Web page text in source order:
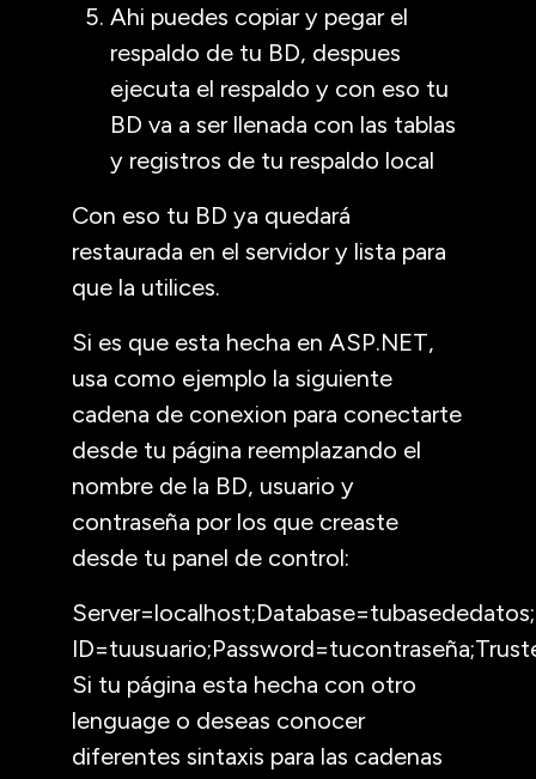
Ahi puedes copiar y pegar el
respaldo de tu BD, despues
ejecuta el respaldo y con eso tu
BD va a ser llenada con las tablas
y registros de tu respaldo local
Con eso tu BD ya quedará
restaurada en el servidor y lista para
que la utilices.
Si es que esta hecha en ASP.NET,
usa como ejemplo la siguiente
cadena de conexion para conectarte
desde tu página reemplazando el
nombre de la BD, usuario y
contraseña por los que creaste
desde tu panel de control:
Server=localhost;Database=tubasededatos;
ID=tuusuario;Password=tucontraseña;
Si tu página esta hecha con otro
lenguage o deseas conocer
diferentes sintaxis para las cadenas